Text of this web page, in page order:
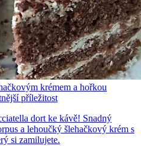
krémem a hořkou
příležitost
dort ke kávě! Snadný
a lehoučký šlehačkový krém s
si zamilujete.